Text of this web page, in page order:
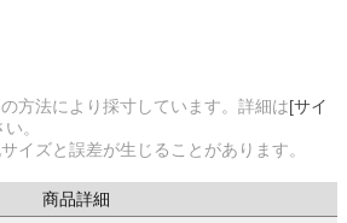
方法により採寸しています。詳細は[サイ
。
イズと誤差が生じることがあります。
商品詳細